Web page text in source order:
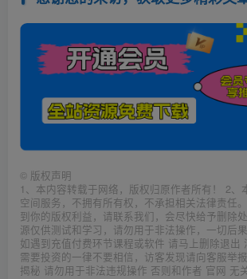
© 版权声明
1、本内容转载于网络，版权归原作者所有！ 2、
空间服务，不拥有所有权，不承担相关法律责任
到你的版权利益，请联系我们，会尽快给予删除
源仅供测试和学习，请勿用于非法操作，一切后果
如遇到充值付费环节课程或软件 请马上删除退出
需要投资的一律不要相信，访客发现请向客服举
揭秘 请勿用于非法违规操作 否则和作者 官网 无